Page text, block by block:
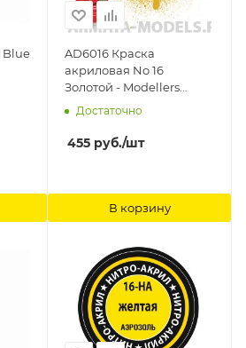
Blue
AD6016 Краска
акриловая No 16
Золотой - Modellers
Spray 150 ML Humbrol
Достаточно
455 руб./шт
В корзину